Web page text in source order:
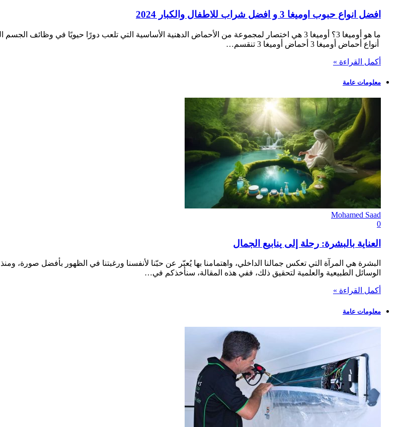
افضل انواع حبوب اوميغا 3 و افضل شراب للاطفال والكبار 2024
ما هو أوميغا 3؟ أوميغا 3 هي اختصار لمجموعة من الأحماض الدهنية الأساسية التي تلعب دورًا حيويًا في
أنواع أحماض أوميغا 3 أحماض أوميغا 3 تنقسم…
أكمل القراءة »
معلومات عامة
Mohamed Saad
0
العناية بالبشرة: رحلة إلى ينابيع الجمال
البشرة هي المرآة التي تعكس جمالنا الداخلي، واهتمامنا بها يُعبّر عن حبّنا لأنفسنا ورغبتنا في الظهور بأفضل
الوسائل الطبيعية والعلمية لتحقيق ذلك، ففي هذه المقالة، سنأخذكم في…
أكمل القراءة »
معلومات عامة